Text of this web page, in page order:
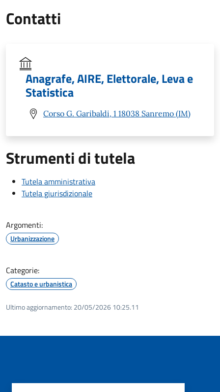
Contatti
Anagrafe, AIRE, Elettorale, Leva e
Statistica
Corso G. Garibaldi, 1 18038 Sanremo (IM)
Strumenti di tutela
Tutela amministrativa
Tutela giurisdizionale
Argomenti:
Urbanizzazione
Categorie:
Catasto e urbanistica
Ultimo aggiornamento: 20/05/2026 10:25.11